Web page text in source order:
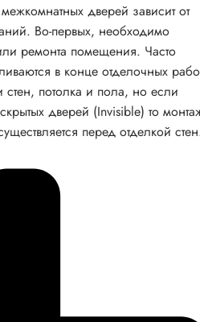
дверей зависит от
Во-первых, необходимо
или ремонта помещения. Часто
в конце отделочных
стен, потолка и пола, но если
дверей (Invisible) то
перед отделкой